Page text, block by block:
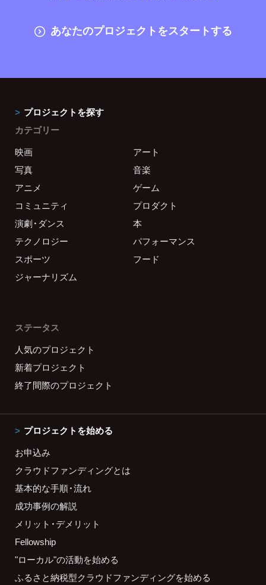
あなたのプロジェクトをスタートする
プロジェクトを探す
カテゴリー
映画
アート
写真
音楽
アニメ
ゲーム
コミュニティ
プロダクト
演劇・ダンス
本
テクノロジー
パフォーマンス
スポーツ
フード
ジャーナリズム
ステータス
人気のプロジェクト
新着プロジェクト
終了間際のプロジェクト
プロジェクトを始める
お申込み
クラウドファンディングとは
基本的な手順・流れ
成功事例の解説
メリット・デメリット
Fellowship
"ローカル"の活動を始める
ふるさと納税型クラウドファンディングを始める